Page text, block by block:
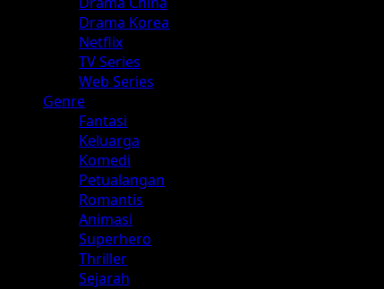
Drama Korea
Netflix
TV Series
Web Series
Genre
Fantasi
Keluarga
Komedi
Petualangan
Romantis
Animasi
Superhero
Thriller
Sejarah